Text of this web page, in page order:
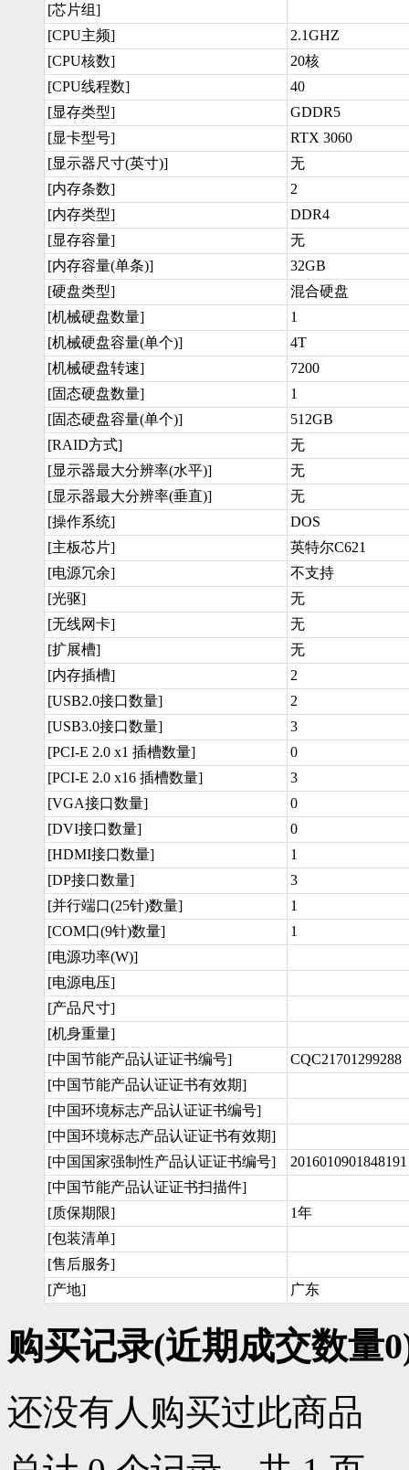
[芯片组]
[CPU主频]
2.1GHZ
[CPU核数]
20核
[CPU线程数]
40
[显存类型]
GDDR5
[显卡型号]
RTX 3060
[显示器尺寸(英寸)]
无
[内存条数]
2
[内存类型]
DDR4
[显存容量]
无
[内存容量(单条)]
32GB
[硬盘类型]
混合硬盘
[机械硬盘数量]
1
[机械硬盘容量(单个)]
4T
[机械硬盘转速]
7200
[固态硬盘数量]
1
[固态硬盘容量(单个)]
512GB
[RAID方式]
无
[显示器最大分辨率(水平)]
无
[显示器最大分辨率(垂直)]
无
[操作系统]
DOS
[主板芯片]
英特尔C621
[电源冗余]
不支持
[光驱]
无
[无线网卡]
无
[扩展槽]
无
[内存插槽]
2
[USB2.0接口数量]
2
[USB3.0接口数量]
3
[PCI-E 2.0 x1 插槽数量]
0
[PCI-E 2.0 x16 插槽数量]
3
[VGA接口数量]
0
[DVI接口数量]
0
[HDMI接口数量]
1
[DP接口数量]
3
[并行端口(25针)数量]
1
[COM口(9针)数量]
1
[电源功率(W)]
[电源电压]
[产品尺寸]
[机身重量]
[中国节能产品认证证书编号]
CQC21701299288
[中国节能产品认证证书有效期]
[中国环境标志产品认证证书编号]
[中国环境标志产品认证证书有效期]
[中国国家强制性产品认证证书编号]
2016010901848191
[中国节能产品认证证书扫描件]
[质保期限]
1年
[包装清单]
[售后服务]
[产地]
广东
购买记录(近期成交数量0
还没有人购买过此商品